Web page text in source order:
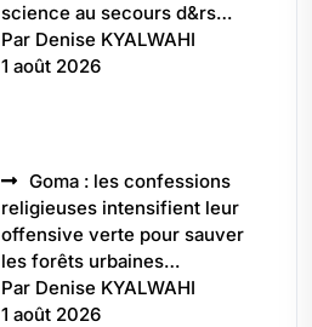
science au secours d&rs…
Par Denise KYALWAHI
1 août 2026
Goma : les confessions
religieuses intensifient leur
offensive verte pour sauver
les forêts urbaines…
Par Denise KYALWAHI
1 août 2026